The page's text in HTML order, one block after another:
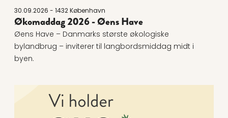
30.09.2026 - 1432 København
Økomaddag 2026 - Øens Have
Øens Have – Danmarks største økologiske
bylandbrug – inviterer til langbordsmiddag midt i
byen.